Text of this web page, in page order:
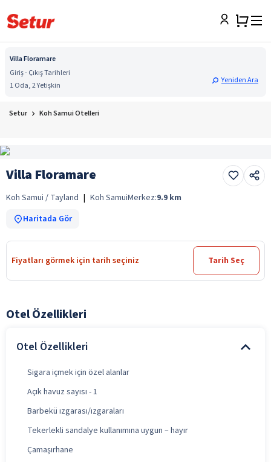
Villa Floramare
Giriş - Çıkış Tarihleri
1 Oda, 2 Yetişkin
Yeniden Ara
Setur Koh Samui Otelleri
Villa Floramare
Koh Samui / Tayland | Koh SamuiMerkez:9.9 km
Haritada Gör
Fiyatları görmek için tarih seçiniz Tarih Seç
Otel Özellikleri
Otel Özellikleri
Sigara içmek için özel alanlar
Açık havuz sayısı - 1
Barbekü ızgarası/ızgaraları
Tekerlekli sandalye kullanımına uygun – hayır
Çamaşırhane